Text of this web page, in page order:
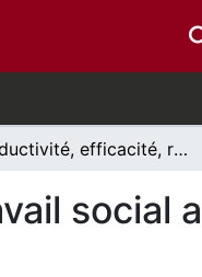
Productivité, efficacité, responsabilisation: Le travail social au prisme de la nouvelle gestion publique (NGP)
social